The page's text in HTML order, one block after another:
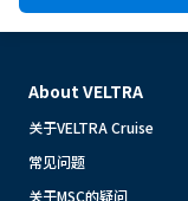
About VELTRA
关于VELTRA Cruise
常见问题
关于MSC的疑问